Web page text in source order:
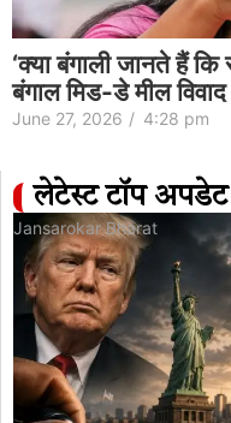
‘क्या बंगाली जानते हैं
बंगाल मिड-डे मील
June 27, 2026 / 4:28 pm
लेटेस्ट टॉप अपडेट
Jansarokar Bharat